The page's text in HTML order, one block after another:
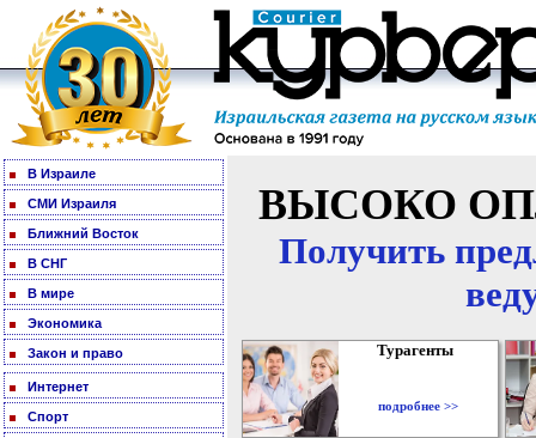
В Израиле
СМИ Израиля
Ближний Восток
В СНГ
В мире
Экономика
Закон и право
Интернет
Спорт
ВЫСОКО
Получить
Турагенты
подробнее >>